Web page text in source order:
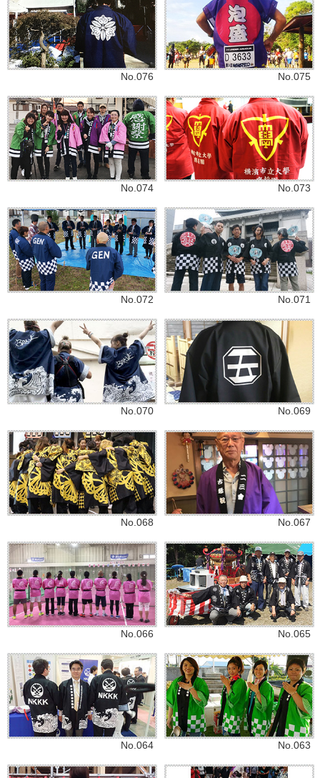
No.076 No.075
No.074 No.073
No.072 No.071
No.070 No.069
No.068 No.067
No.066 No.065
No.064 No.063